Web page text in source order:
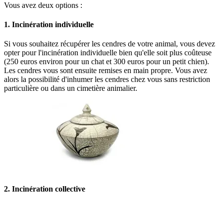
Vous avez deux options :
1. Incinération individuelle
Si vous souhaitez récupérer les cendres de votre animal, vous devez
opter pour l'incinération individuelle bien qu'elle soit plus coûteuse
(250 euros environ pour un chat et 300 euros pour un petit chien).
Les cendres vous sont ensuite remises en main propre. Vous avez
alors la possibilité d'inhumer les cendres chez vous sans restriction
particulière ou dans un cimetière animalier.
2. Incinération collective